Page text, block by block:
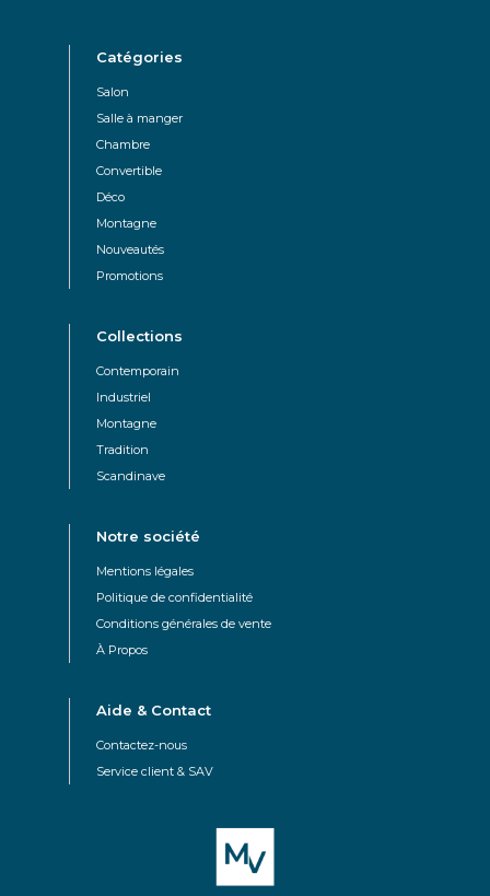
Catégories
Salon
Salle à manger
Chambre
Convertible
Déco
Montagne
Nouveautés
Promotions
Collections
Contemporain
Industriel
Montagne
Tradition
Scandinave
Notre société
Mentions légales
Politique de confidentialité
Conditions générales de vente
À Propos
Aide & Contact
Contactez-nous
Service client & SAV